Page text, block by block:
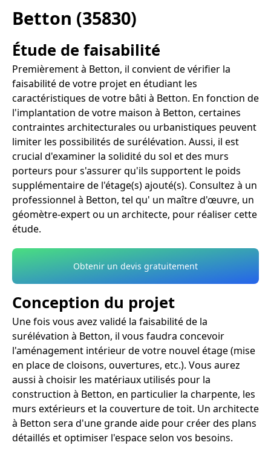
Betton (35830)
Étude de faisabilité
Premièrement à Betton, il convient de vérifier la
faisabilité de votre projet en étudiant les
caractéristiques de votre bâti à Betton. En fonction de
l'implantation de votre maison à Betton, certaines
contraintes architecturales ou urbanistiques peuvent
limiter les possibilités de surélévation. Aussi, il est
crucial d'examiner la solidité du sol et des murs
porteurs pour s'assurer qu'ils supportent le poids
supplémentaire de l'étage(s) ajouté(s). Consultez à un
professionnel à Betton, tel qu' un maître d'œuvre, un
géomètre-expert ou un architecte, pour réaliser cette
étude.
Obtenir un devis gratuitement
Conception du projet
Une fois vous avez validé la faisabilité de la
surélévation à Betton, il vous faudra concevoir
l'aménagement intérieur de votre nouvel étage (mise
en place de cloisons, ouvertures, etc.). Vous aurez
aussi à choisir les matériaux utilisés pour la
construction à Betton, en particulier la charpente, les
murs extérieurs et la couverture de toit. Un architecte
à Betton sera d'une grande aide pour créer des plans
détaillés et optimiser l'espace selon vos besoins.